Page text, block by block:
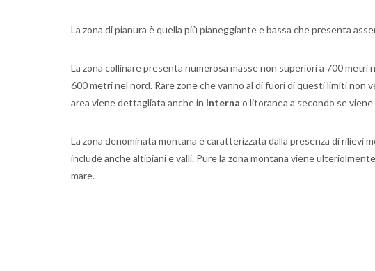
La zona di pianura è quella più pianeggiante e bassa che presenta
La zona collinare presenta numerosa masse non superiori a 700
600 metri nel nord. Rare zone che vanno al di fuori di questi limiti
area viene dettagliata anche in interna o litoranea a secondo se
La zona denominata montana è caratterizzata dalla presenza di rilievi
include anche altipiani e valli. Pure la zona montana viene
mare.